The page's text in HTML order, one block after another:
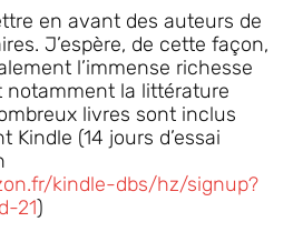
en avant des auteurs de
J’espère, de cette façon,
l’immense richesse
notamment la littérature
livres sont inclus
Kindle (14 jours d’essai
kindle-dbs/hz/signup?
21)